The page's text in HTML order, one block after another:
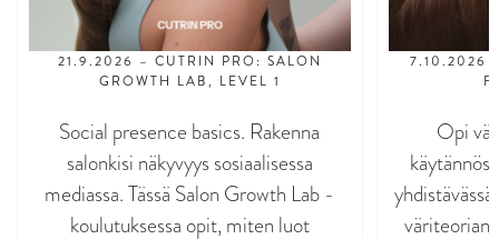
21.9.2026 – CUTRIN PRO: SALON
GROWTH LAB, LEVEL 1
Social presence basics. Rakenna
salonkisi näkyvyys sosiaalisessa
mediassa. Tässä Salon Growth Lab -
koulutuksessa opit, miten luot
7.10.2026
Opi
väriteorian